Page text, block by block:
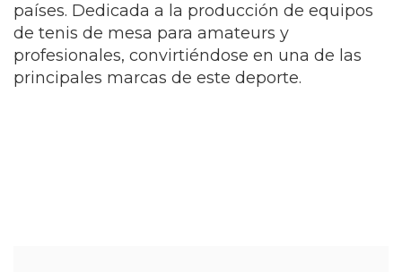
países. Dedicada a la producción de equipos
de tenis de mesa para amateurs y
profesionales, convirtiéndose en una de las
principales marcas de este deporte.